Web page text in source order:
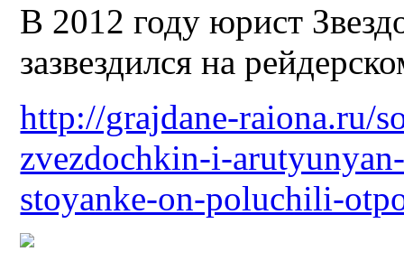
В 2012 году юрист
зазвездился на
http://grajdane-raiona.ru/
zvezdochkin-i-
stoyanke-on-poluchili-